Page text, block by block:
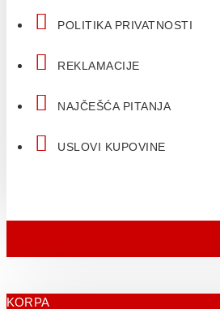
POLITIKA PRIVATNOSTI
REKLAMACIJE
NAJČEŠĆA PITANJA
USLOVI KUPOVINE
KORPA